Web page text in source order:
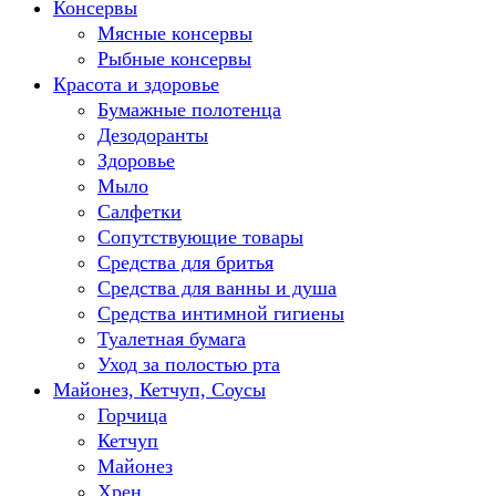
Консервы
Мясные консервы
Рыбные консервы
Красота и здоровье
Бумажные полотенца
Дезодоранты
Здоровье
Мыло
Салфетки
Сопутствующие товары
Средства для бритья
Средства для ванны и душа
Средства интимной гигиены
Туалетная бумага
Уход за полостью рта
Майонез, Кетчуп, Соусы
Горчица
Кетчуп
Майонез
Хрен